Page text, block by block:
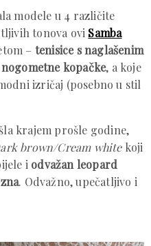
modele u 4 različite
tonova ovi Samba
– tenisice s naglašenim
kopačke, a koje
izričaj (posebno u stil
krajem prošle godine,
brown/Cream whitekoji
i odvažan leopard
. Odvažno, upečatljivo i